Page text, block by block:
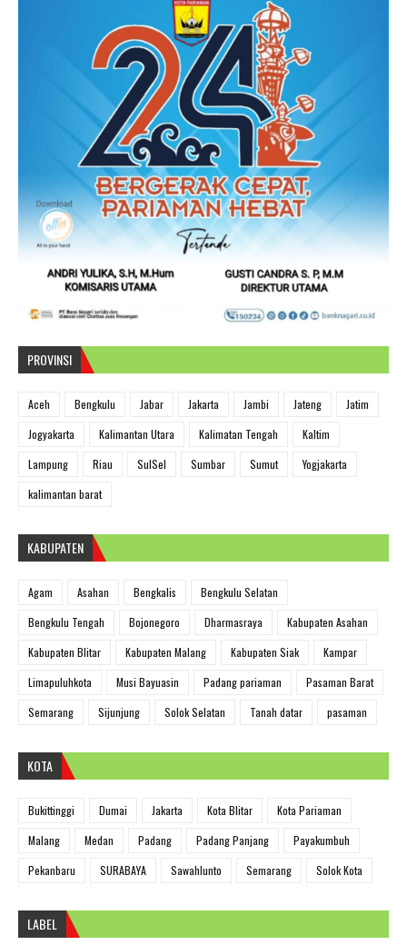
PROVINSI
Aceh Bengkulu Jabar Jakarta Jambi Jateng
Jatim
Jogyakarta
Kalimantan Utara Kalimatan Tengah
Kaltim
Lampung
Riau SulSel Sumbar Sumut
Yogjakarta
kalimantan barat
KABUPATEN
Agam Asahan Bengkalis
Bengkulu Selatan
Bengkulu Tengah
Bojonegoro Dharmasraya
Kabupaten Asahan
Kabupaten Blitar
Kabupaten Malang Kabupaten Siak
Kampar
Limapuluhkota
Musi Bayuasin Padang pariaman
Pasaman Barat
Semarang
Sijunjung Solok Selatan Tanah datar pasaman
KOTA
Bukittinggi Dumai Jakarta Kota Blitar
Kota Pariaman
Malang
Medan Padang Padang Panjang
Payakumbuh
Pekanbaru
SURABAYA Sawahlunto Semarang Solok Kota
LABEL